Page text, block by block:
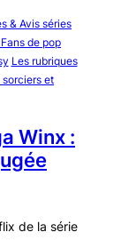
& Avis séries
de pop
Les rubriques
sorciers et
Winx :
de la série